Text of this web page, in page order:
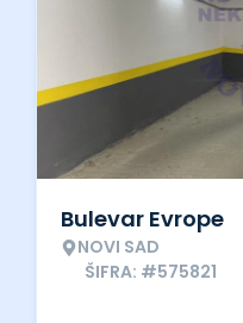
Bulevar Evrope
NOVI SAD
ŠIFRA: #575821